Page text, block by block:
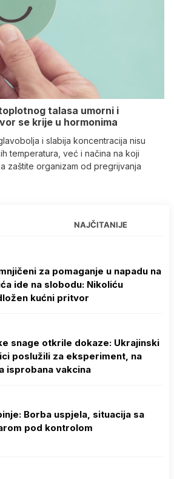
talasa umorni i
se krije u hormonima
i slabija koncentracija nisu
temperatura, već i načina na koji
zaštite organizam od pregrijvanja
NAJČITANIJE
za pomaganje u napadu na
ide na slobodu: Nikoliću
kućni pritvor
snage otkrile dokaze: Ukrajinski
poslužili za eksperiment, na
isprobana vakcina
Borba uspjela, situacija sa
pod kontrolom